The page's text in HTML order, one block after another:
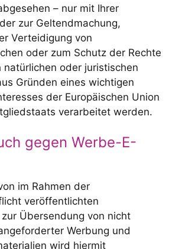
– nur mit Ihrer
zur Geltendmachung,
Verteidigung von
oder zum Schutz der Rechte
natürlichen oder juristischen
Gründen eines wichtigen
der Europäischen Union
verarbeitet werden.
gegen Werbe-E-
im Rahmen der
veröffentlichten
Übersendung von nicht
Werbung und
wird hiermit